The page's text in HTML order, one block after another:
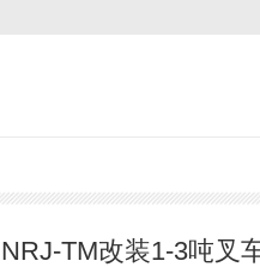
NRJ-TM改装1-3吨叉